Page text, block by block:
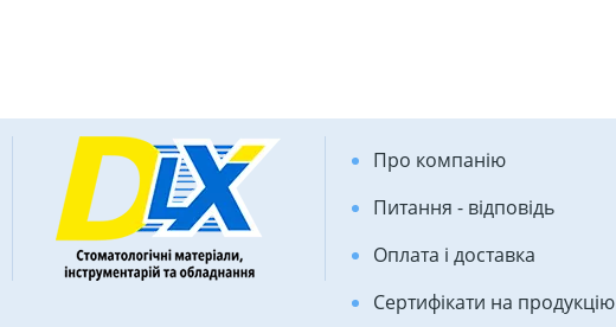
Про компанію
Питання - відповідь
Оплата і доставка
Сертифікати на продукцію